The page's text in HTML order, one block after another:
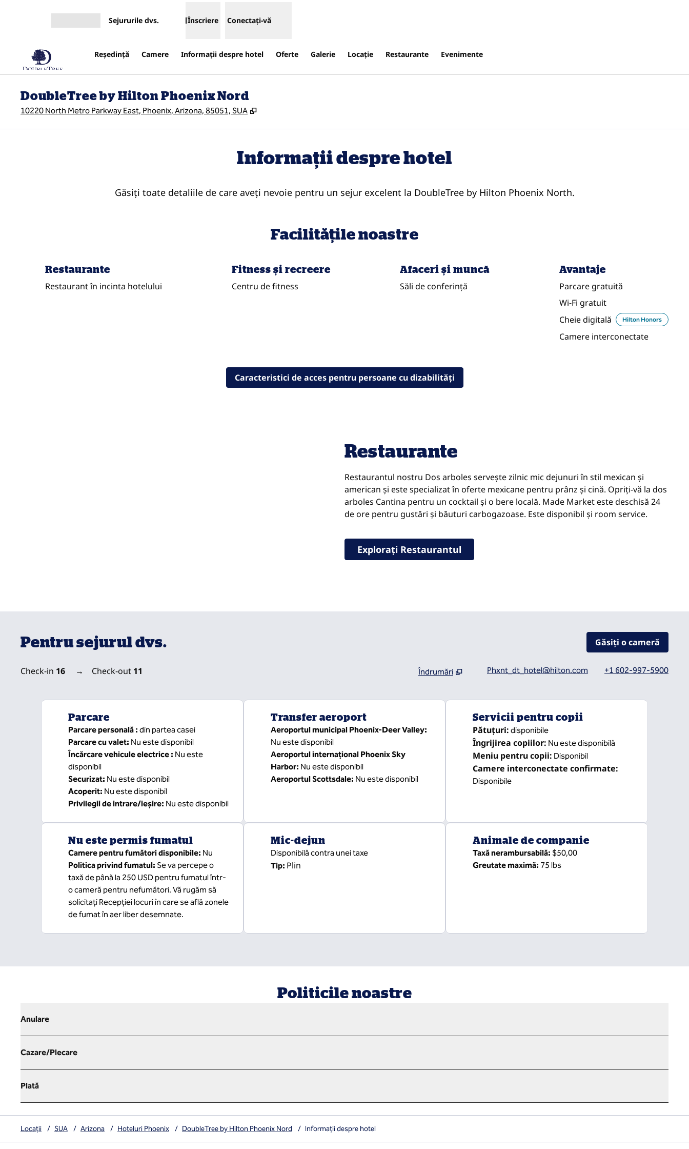
Sejururile dvs. Înscriere Conectați-vă
Reşedinţă Camere Informații despre hotel Oferte Galerie Locaţie Restaurante Evenimente
DoubleTree by Hilton Phoenix Nord
10220 North Metro Parkway East, Phoenix, Arizona, 85051, SUA ,
Informații despre hotel
Găsiți toate detaliile de care aveți nevoie pentru un sejur excelent la DoubleTree by Hilton Phoenix North.
Facilităţile noastre
Restaurante
Restaurant în incinta hotelului
Fitness şi recreere
Centru de fitness
Afaceri și muncă
Săli de conferință
Avantaje
Parcare gratuită
Wi-Fi gratuit
Cheie digitală
Hilton Honors
Camere interconectate
Caracteristici de acces pentru persoane cu dizabilităţi
Restaurante
Restaurantul nostru Dos arboles servește zilnic mic dejunuri în stil mexican și
american și este specializat în oferte mexicane pentru prânz și cină. Opriți-vă la dos
arboles Cantina pentru un cocktail și o bere locală. Made Market este deschisă 24
de ore pentru gustări și băuturi carbogazoase. Este disponibil și room service.
Explorați Restaurantul
Pentru sejurul dvs. Găsiți o cameră
Check-in 16 → Check-out 11
Îndrumări
Phxnt_dt_hotel@hilton.com +1 602-997-5900
Parcare
Parcare personală : din partea casei
Parcare cu valet: Nu este disponibil
Încărcare vehicule electrice : Nu este
disponibil
Securizat: Nu este disponibil
Acoperit: Nu este disponibil
Privilegii de intrare/ieșire: Nu este disponibil
Transfer aeroport
Aeroportul municipal Phoenix-Deer Valley:
Nu este disponibil
Aeroportul internațional Phoenix Sky
Harbor: Nu este disponibil
Aeroportul Scottsdale: Nu este disponibil
Servicii pentru copii
Pătuțuri: disponibile
Îngrijirea copiilor: Nu este disponibilă
Meniu pentru copii: Disponibil
Camere interconectate confirmate:
Disponibile
Nu este permis fumatul
Camere pentru fumători disponibile: Nu
Politica privind fumatul: Se va percepe o
taxă de până la 250 USD pentru fumatul într-
o cameră pentru nefumători. Vă rugăm să
solicitați Recepției locuri în care se află zonele
de fumat în aer liber desemnate.
Mic-dejun
Disponibilă contra unei taxe
Tip: Plin
Animale de companie
Taxă nerambursabilă: $50,00
Greutate maximă: 75 lbs
Politicile noastre
Anulare
Cazare/Plecare
Plată
Locații / SUA / Arizona / Hoteluri Phoenix / DoubleTree by Hilton Phoenix Nord / Informații despre hotel